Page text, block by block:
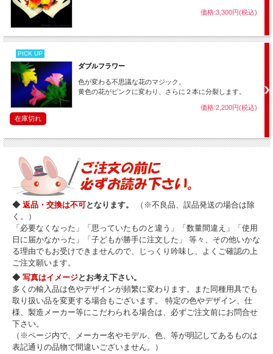
価格:3,300円(税込)
PICK UP
ダブルフラワー
色が変わる不思議な花のマジック。
黄色の花がピンクに変わり、さらに２本に分裂します。
価格:2,200円(税込)
在庫切れ
◆ 返品・交換は不可となります。
（※不良品、誤品発送の場合は除
く。）
「必要なくなった」「思っていたものと違う」「数量間違え」「使用
日に届かなかった」「子どもが勝手に注文した」 等々、その他いかな
る理由でもお受けできませんので、じっくり吟味し、よくご確認の上
ご注文願います。
◆ 写真はイメージとお考え下さい。
多くの輸入品は色やデザインが頻繁に変わります。また同種用具でも
取り扱い品を変更する場合もございます。 特定の色やデザイン、仕
様、製造メーカー等にこだわられる場合は、必ずご注文前にお問合せ
下さい。
（※ページ内で、メーカー名やモデル、色、等が明記してあるものは
表記通りの品物で間違いございません。）